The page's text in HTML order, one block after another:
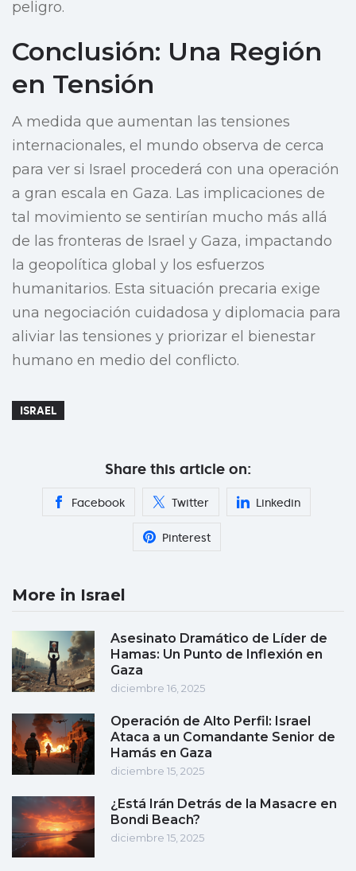
peligro.
Conclusión: Una Región
en Tensión
A medida que aumentan las tensiones
internacionales, el mundo observa de cerca
para ver si Israel procederá con una operación
a gran escala en Gaza. Las implicaciones de
tal movimiento se sentirían mucho más allá
de las fronteras de Israel y Gaza, impactando
la geopolítica global y los esfuerzos
humanitarios. Esta situación precaria exige
una negociación cuidadosa y diplomacia para
aliviar las tensiones y priorizar el bienestar
humano en medio del conflicto.
ISRAEL
Share this article on:
Facebook Twitter Linkedin
Pinterest
More in Israel
Asesinato Dramático de Líder de
Hamas: Un Punto de Inflexión en
Gaza
diciembre 16, 2025
Operación de Alto Perfil: Israel
Ataca a un Comandante Senior de
Hamás en Gaza
diciembre 15, 2025
¿Está Irán Detrás de la Masacre en
Bondi Beach?
diciembre 15, 2025